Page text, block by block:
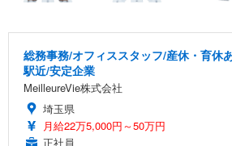
総務事務/オフィススタッフ/産休・育休
駅近/安定企業
MeilleureVie株式会社
埼玉県
月給22万5,000円～50万円
正社員